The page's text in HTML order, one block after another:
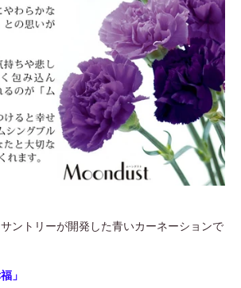
ントリーが開発した青いカーネーションで
」